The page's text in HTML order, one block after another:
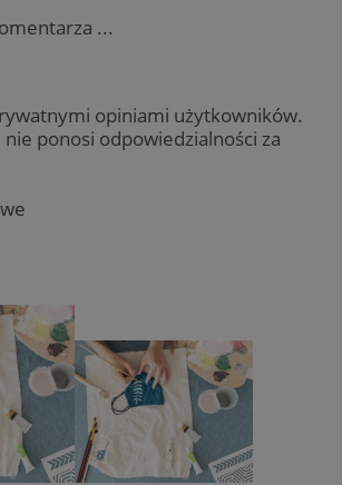
...
opiniami użytkowników.
ponosi odpowiedzialności za